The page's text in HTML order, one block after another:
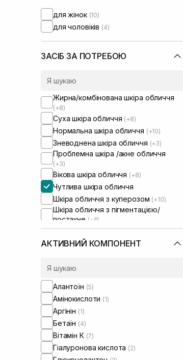
для жінок (10)
для чоловіків (4)
ЗАСІБ ЗА ПОТРЕБОЮ
Жирна/комбінована шкіра обличчя
(+8)
Суха шкіра обличчя (+8)
Нормальна шкіра обличчя (+10)
Зневоднена шкіра обличчя (+3)
Проблемна шкіра /акне обличчя
(+3)
Вікова шкіра обличчя (+8)
Чутлива шкіра обличчя
Шкіра обличчя з куперозом (+10)
Шкіра обличчя з пігментацією/
постакне (+6)
Шкіра обличчя з розширеними
порами(+2)
Шкіра обличчя з порушеним
Шкіра обличчя з порушеним
АКТИВНИЙ КОМПОНЕНТ
Алантоїн (5)
Амінокислоти (1)
Аргінін (1)
Бетаїн (4)
Вітамін К (7)
Гіалуронова кислота (2)